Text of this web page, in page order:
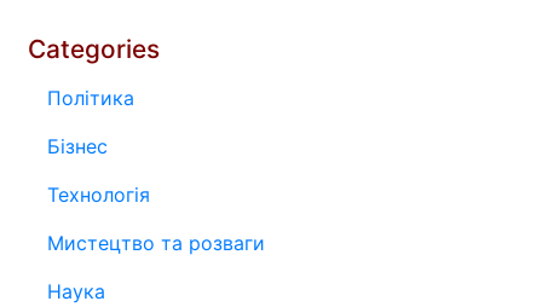
Categories
Політика
Бізнес
Технологія
Мистецтво та розваги
Наука